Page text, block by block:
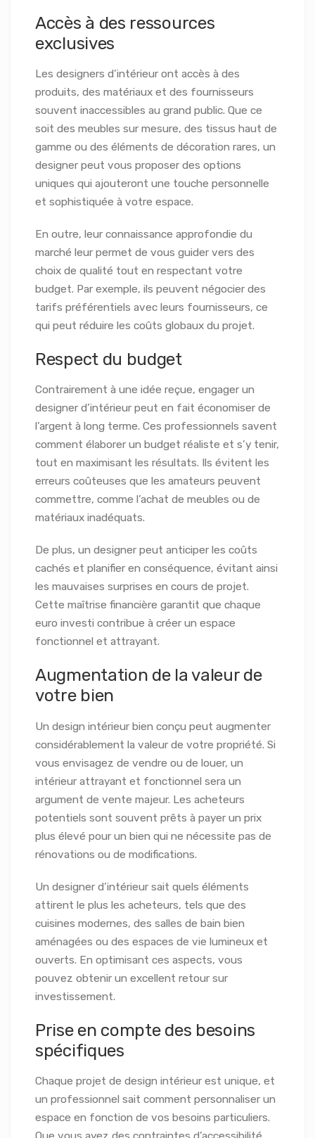
Accès à des ressources
exclusives
Les designers d’intérieur ont accès à des
produits, des matériaux et des fournisseurs
souvent inaccessibles au grand public. Que ce
soit des meubles sur mesure, des tissus haut de
gamme ou des éléments de décoration rares, un
designer peut vous proposer des options
uniques qui ajouteront une touche personnelle
et sophistiquée à votre espace.
En outre, leur connaissance approfondie du
marché leur permet de vous guider vers des
choix de qualité tout en respectant votre
budget. Par exemple, ils peuvent négocier des
tarifs préférentiels avec leurs fournisseurs, ce
qui peut réduire les coûts globaux du projet.
Respect du budget
Contrairement à une idée reçue, engager un
designer d’intérieur peut en fait économiser de
l’argent à long terme. Ces professionnels savent
comment élaborer un budget réaliste et s’y tenir,
tout en maximisant les résultats. Ils évitent les
erreurs coûteuses que les amateurs peuvent
commettre, comme l’achat de meubles ou de
matériaux inadéquats.
De plus, un designer peut anticiper les coûts
cachés et planifier en conséquence, évitant ainsi
les mauvaises surprises en cours de projet.
Cette maîtrise financière garantit que chaque
euro investi contribue à créer un espace
fonctionnel et attrayant.
Augmentation de la valeur de
votre bien
Un design intérieur bien conçu peut augmenter
considérablement la valeur de votre propriété. Si
vous envisagez de vendre ou de louer, un
intérieur attrayant et fonctionnel sera un
argument de vente majeur. Les acheteurs
potentiels sont souvent prêts à payer un prix
plus élevé pour un bien qui ne nécessite pas de
rénovations ou de modifications.
Un designer d’intérieur sait quels éléments
attirent le plus les acheteurs, tels que des
cuisines modernes, des salles de bain bien
aménagées ou des espaces de vie lumineux et
ouverts. En optimisant ces aspects, vous
pouvez obtenir un excellent retour sur
investissement.
Prise en compte des besoins
spécifiques
Chaque projet de design intérieur est unique, et
un professionnel sait comment personnaliser un
espace en fonction de vos besoins particuliers.